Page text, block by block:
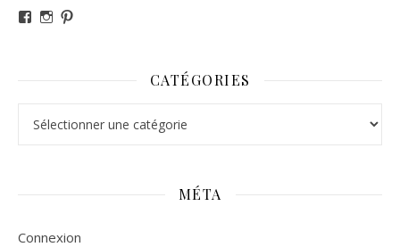
Voir le profil de revesdefripouilles sur Facebook
Voir le profil de claire_revesdefripouilles sur
CATÉGORIES
MÉTA
Connexion